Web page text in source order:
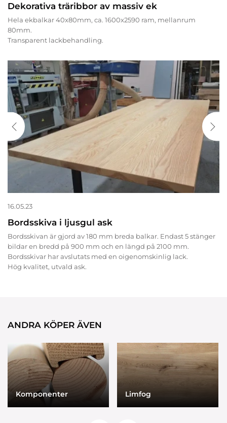
Dekorativa träribbor av massiv ek
Hela ekbalkar 40x80mm, ca. 1600x2590 ram, mellanrum
80mm.
Transparent lackbehandling.
16.05.23
Bordsskiva i ljusgul ask
Bordsskivan är gjord av 180 mm breda balkar. Endast 5 stänger
bildar en bredd på 900 mm och en längd på 2100 mm.
Bordsskivar har avslutats med en oigenomskinlig lack.
Hög kvalitet, utvald ask.
ANDRA KÖPER ÄVEN
Komponenter Limfog